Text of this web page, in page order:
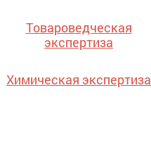
Товароведческая
экспертиза
Химическая экспертиза